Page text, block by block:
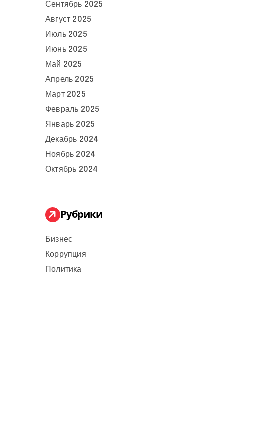
Сентябрь 2025
Август 2025
Июль 2025
Июнь 2025
Май 2025
Апрель 2025
Март 2025
Февраль 2025
Январь 2025
Декабрь 2024
Ноябрь 2024
Октябрь 2024
Рубрики
Бизнес
Коррупция
Политика